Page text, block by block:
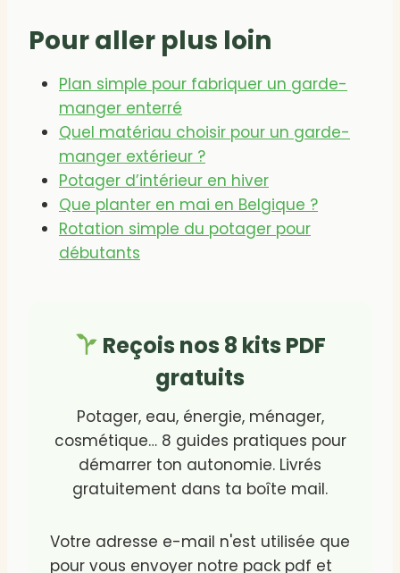
Pour aller plus loin
Plan simple pour fabriquer un garde-
manger enterré
Quel matériau choisir pour un garde-
manger extérieur ?
Potager d’intérieur en hiver
Que planter en mai en Belgique ?
Rotation simple du potager pour
débutants
Reçois nos 8 kits PDF
gratuits
Potager, eau, énergie, ménager,
cosmétique… 8 guides pratiques pour
démarrer ton autonomie. Livrés
gratuitement dans ta boîte mail.
Votre adresse e-mail n'est utilisée que
pour vous envoyer notre pack pdf et